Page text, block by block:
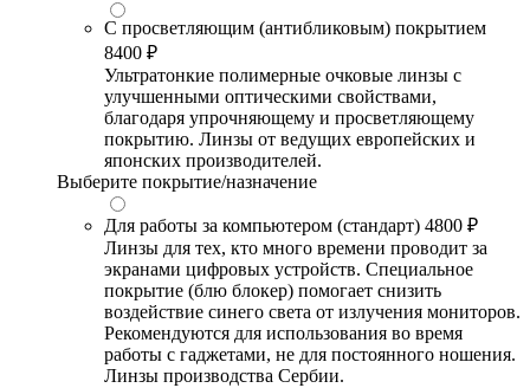
С просветляющим (антибликовым) покрытием
8400 ₽
Ультратонкие полимерные очковые линзы с
улучшенными оптическими свойствами,
благодаря упрочняющему и просветляющему
покрытию. Линзы от ведущих европейских и
японских производителей.
Выберите покрытие/назначение
Для работы за компьютером (стандарт) 4800 ₽
Линзы для тех, кто много времени проводит за
экранами цифровых устройств. Специальное
покрытие (блю блокер) помогает снизить
воздействие синего света от излучения мониторов.
Рекомендуются для использования во время
работы с гаджетами, не для постоянного ношения.
Линзы производства Сербии.